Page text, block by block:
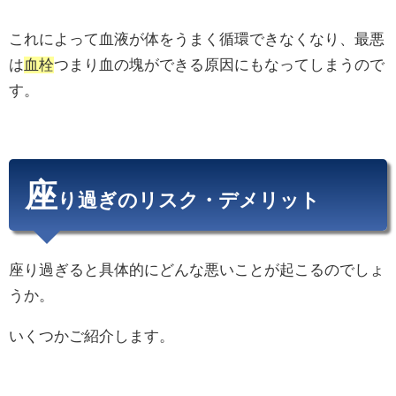
これによって血液が体をうまく循環できなくなり、最悪
は血栓つまり血の塊ができる原因にもなってしまうので
す。
座り過ぎのリスク・デメリット
座り過ぎると具体的にどんな悪いことが起こるのでしょ
うか。
いくつかご紹介します。